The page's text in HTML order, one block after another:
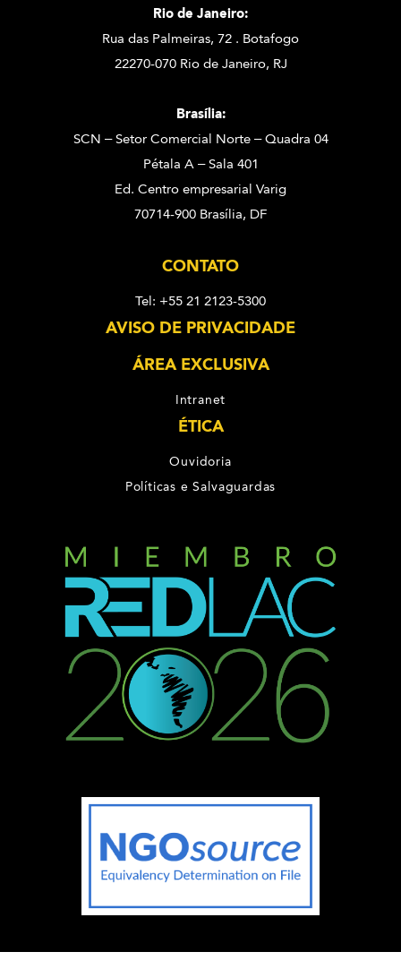
Rio de Janeiro:
Rua das Palmeiras, 72 . Botafogo
22270-070 Rio de Janeiro, RJ
Brasília:
SCN – Setor Comercial Norte – Quadra 04
Pétala A – Sala 401
Ed. Centro empresarial Varig
70714-900 Brasília, DF
CONTATO
Tel: +55 21 2123-5300
AVISO DE PRIVACIDADE
ÁREA EXCLUSIVA
Intranet
ÉTICA
Ouvidoria
Políticas e Salvaguardas